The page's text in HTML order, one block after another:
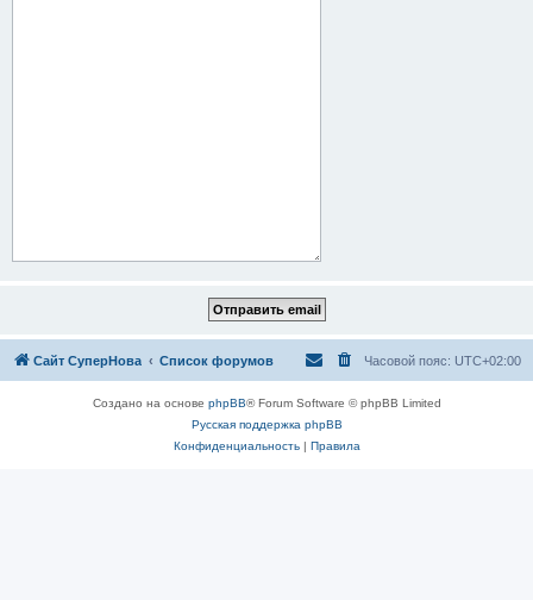
Сайт СуперНова Список форумов Часовой пояс: UTC+02:00
Создано на основе phpBB® Forum Software © phpBB Limited
Русская поддержка phpBB
Конфиденциальность| Правила